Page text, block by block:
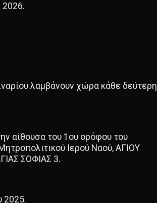
2026.
λαμβάνουν χώρα κάθε δεύτερη
αίθουσα του 1ου ορόφου του
Ιερού Ναού, ΑΓΙΟΥ
ΣΟΦΙΑΣ 3.
2025.